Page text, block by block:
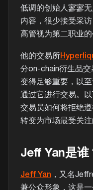
低调的创始人寥寥
内容，很少接受采
高管视为第二职业的
他的交易所
分on-chain衍生品
变得足够重要，以
通过它进行交易。
交易员如何将拒绝
转变为市场最受关注
Jeff Yan是谁
Jeff Yan ，又名
兼公众形象，这是